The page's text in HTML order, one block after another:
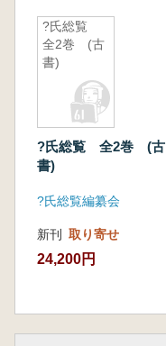
?氏総覧
全2巻 (古
書)
?氏総覧 全2巻 (古
書)
?氏総覧編纂会
新刊 取り寄せ
24,200円